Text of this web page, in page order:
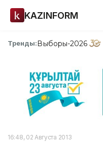
KAZINFORM
Тренды:Выборы-2026
16:48, 02 Августа 2013